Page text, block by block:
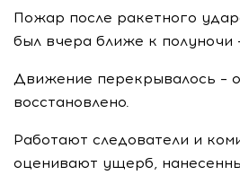
Пожар после ракетного
был вчера ближе к полуночи
Движение перекрывалось –
восстановлено.
Работают следователи и
оценивают ущерб,